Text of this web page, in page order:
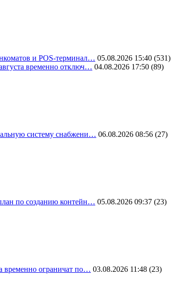
и POS-терминал… 05.08.2026 15:40 (531)
временно отключ… 04.08.2026 17:50 (89)
систему снабжени… 06.08.2026 08:56 (27)
по созданию контейн… 05.08.2026 09:37 (23)
временно ограничат по… 03.08.2026 11:48 (23)